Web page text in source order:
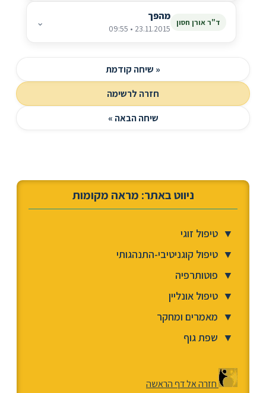
ד"ר אורן חסון מהפך
23.11.2015 • 09:55
⌄
« שיחה קודמת
חזרה לרשימה
שיחה הבאה »
ניווט באתר: מראה מקומות
▼ טיפול זוגי
▼ טיפול קוגניטיבי-התנהגותי
▼ פוטותרפיה
▼ טיפול אונליין
▼ מאמרים ומחקר
▼ שפת גוף
חזרה אל דף הראשה